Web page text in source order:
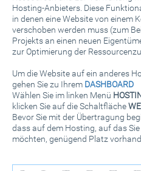
Hosting-Anbieters. Diese
in denen eine Website von einem
verschoben werden muss (zum
Projekts an einen neuen
zur Optimierung der
Um die Website auf ein anderes
gehen Sie zu Ihrem DASHBOARD
Wählen Sie im linken Menü
klicken Sie auf die Schaltfläche
Bevor Sie mit der Übertragung
dass auf dem Hosting, auf das
möchten, genügend Platz